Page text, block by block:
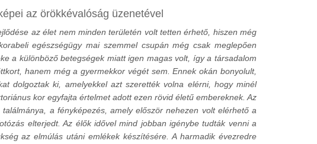
az örökkévalóság üzenetével
az élet nem minden területén volt tetten érhető, hiszen még
egészségügy mai szemmel csupán még csak meglepően
a különböző betegségek miatt igen magas volt, így a társadalom
hanem még a gyermekkor végét sem. Ennek okán bonyolult,
dolgoztak ki, amelyekkel azt szerették volna elérni, hogy minél
kor egyfajta értelmet adott ezen rövid életű embereknek. Az
a fényképezés, amely először nehezen volt elérhető a
elterjedt. Az élők idővel mind jobban igénybe tudták venni a
az elmúlás utáni emlékek készítésére. A harmadik évezredre